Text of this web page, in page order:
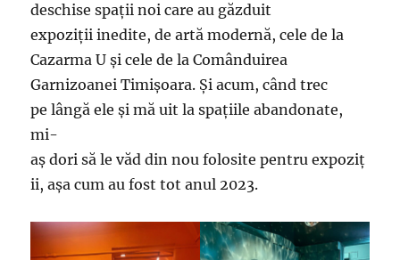
deschise spații noi care au găzduit
expoziții inedite, de artă modernă, cele de la
Cazarma U și cele de la Comânduirea
Garnizoanei Timișoara. Și acum, când trec
pe lângă ele și mă uit la spațiile abandonate,
mi-
aș dori să le văd din nou folosite pentru expoziț
ii, așa cum au fost tot anul 2023.